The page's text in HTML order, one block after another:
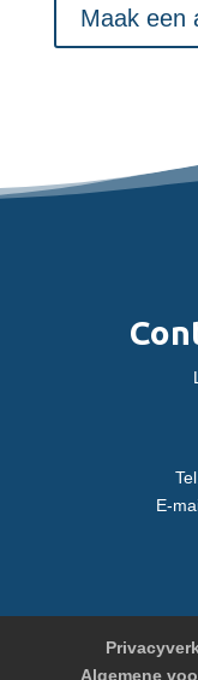
Maak een
E-
Algemene